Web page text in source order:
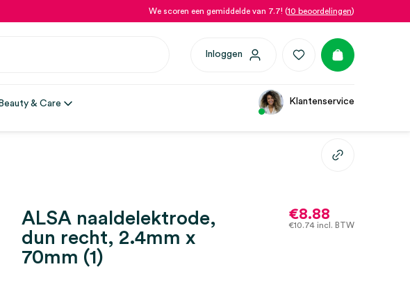
We scoren een gemiddelde van 7.7! (10 beoordelingen)
Inloggen
Beauty & Care Klantenservice
ALSA naaldelektrode,
dun recht, 2.4mm x
70mm (1)
€8.88
€10.74 incl. BTW